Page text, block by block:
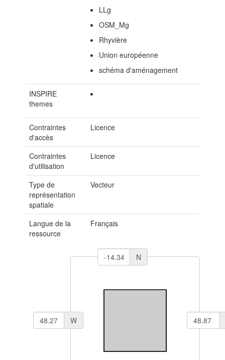
LLg
OSM_Mg
Rhyvière
Union européenne
schéma d'aménagement
INSPIRE
themes
Contraintes
d'accès
Licence
Contraintes
d'utilisation
Licence
Type de
représentation
spatiale
Vecteur
Langue de la
ressource
Français
N
W